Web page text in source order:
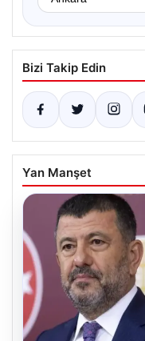
Bizi Takip Edin
Yan Manşet